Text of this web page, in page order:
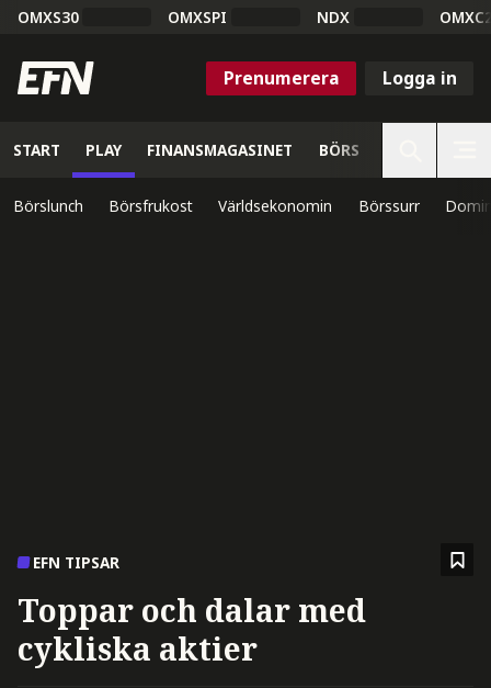
OMXS30 OMXSPI NDX
Prenumerera Logga in
START PLAY FINANSMAGASINET BÖRS
Börslunch Börsfrukost Världsekonomin Börssurr
EFN TIPSAR
Toppar och dalar med
cykliska aktier